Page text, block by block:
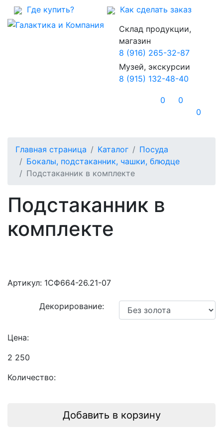
Где купить?
Как сделать заказ
Склад продукции,
магазин
8 (916) 265-32-87
Музей, экскурсии
8 (915) 132-48-40
0
0
0
Главная страница Каталог
Посуда
Бокалы, подстаканник, чашки, блюдце
Подстаканник в комплекте
Подстаканник в
комплекте
Артикул: 1СФ664-26.21-07
Декорирование:
Цена:
2 250
Количество:
Добавить в корзину